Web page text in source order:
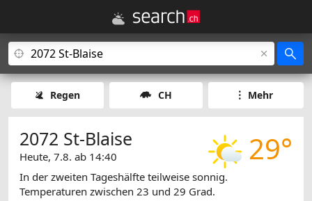
Regen CH Mehr
29°
2072 St-Blaise
Heute, 7.8. ab 14:40
In der zweiten Tageshälfte teilweise sonnig.
Temperaturen zwischen 23 und 29 Grad.